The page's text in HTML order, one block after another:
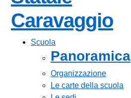
Caravaggio
Scuola
Panoramica
Organizzazione
Le carte della scuola